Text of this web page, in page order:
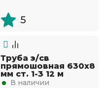
5
Труба э/св
прямошовная 630х8
мм ст. 1-3 12 м
В наличии